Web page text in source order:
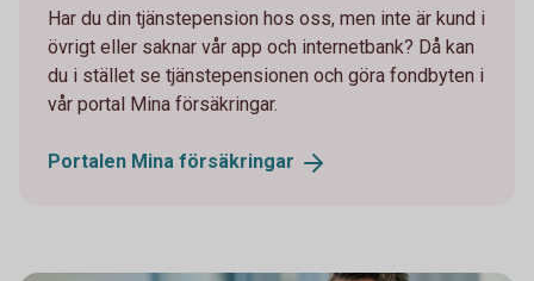
Har du din tjänstepension hos oss, men inte är kund i
övrigt eller saknar vår app och internetbank? Då kan
du i stället se tjänstepensionen och göra fondbyten i
vår portal Mina försäkringar.
Portalen Mina försäkringar